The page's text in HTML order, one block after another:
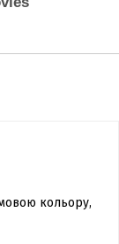
кольору,